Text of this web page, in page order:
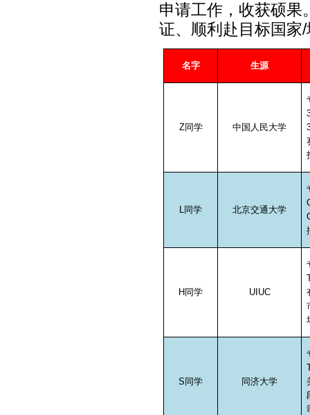
申请工作，收获硕果
证、顺利赴目标国家/
名字 生源
Z同学 中国人民大学
L同学 北京交通大学
H 同学 UIUC
S 同学 同济大学